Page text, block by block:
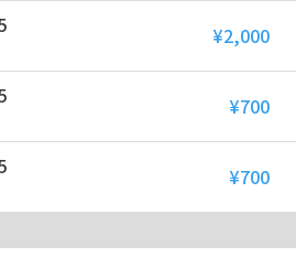
¥2,000
¥700
¥700